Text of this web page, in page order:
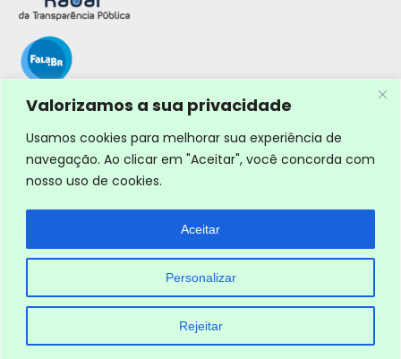
Valorizamos a sua privacidade
Usamos cookies para melhorar sua experiência de
navegação. Ao clicar em "Aceitar", você concorda com
nosso uso de cookies.
Personalizar
Rejeitar
Aceitar